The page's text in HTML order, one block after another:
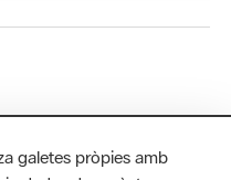
galetes pròpies amb